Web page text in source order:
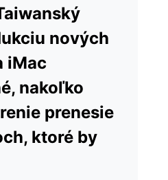
nových
iMac
nakoľko
prenesie
ktoré by